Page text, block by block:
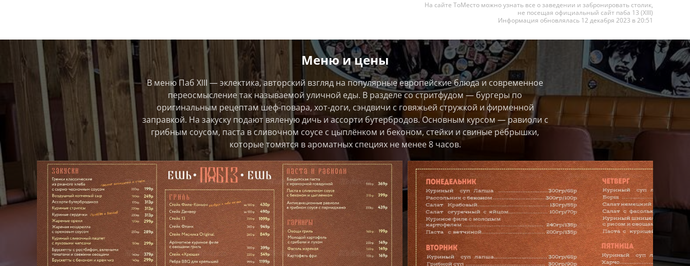
На сайте ТоМесто можно узнать все о заведении и забронировать столик,
не посещая официальный сайт паба 13 (XIII)
Информация обновлялась 12 декабря 2023 в 20:51
Меню и цены
В меню Паб XIII — эклектика, авторский взгляд на популярные европейские блюда и современное
переосмысление так называемой уличной еды. В разделе со стритфудом — бургеры по
оригинальным рецептам шеф-повара, хот-доги, сэндвичи с говяжьей стружкой и фирменной
заправкой. На закуску подают вяленую дичь и ассорти бутербродов. Основным курсом — равиоли с
грибным соусом, паста в сливочном соусе с цыплёнком и беконом, стейки и свиные рёбрышки,
которые томятся в ароматных специях не менее 8 часов.